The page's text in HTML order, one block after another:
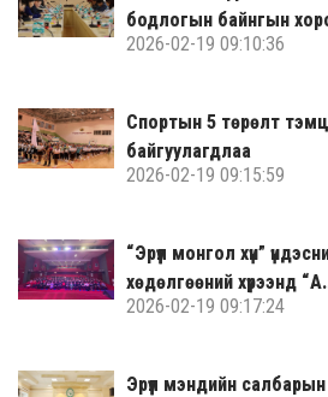
бодлогын байнгын
2026-02-19 09:10:36
Спортын 5 төрөлт
байгуулагдлаа
2026-02-19 09:15:59
“Эрүүл монгол хүн”
хөдөлгөөний хүрээнд
2026-02-19 09:17:24
Эрүүл мэндийн салбарын